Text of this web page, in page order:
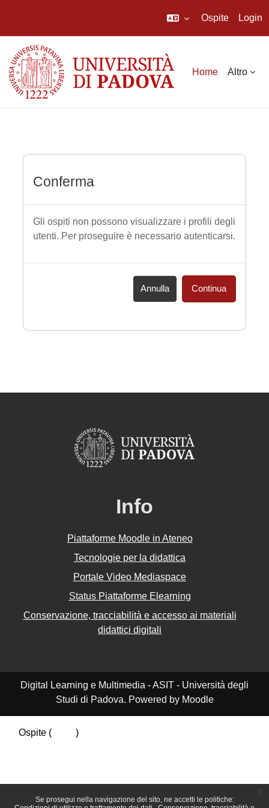
Se prosegui nella navigazione del sito, ne accetti le politiche:
Ospite Login
Home Altro
Conferma
Gli ospiti non possono visualizzare i profili degli
utenti. Per proseguire è necessario autenticarsi.
Annulla Continua
Info
Piattaforme Moodle in Ateneo
Tecnologie per la didattica
Portale Video Mediaspace
Status Piattaforme Elearning
Conservazione, tracciabilità e accesso ai materiali
didattici digitali
Digital Learning e Multimedia - ASIT - Università degli
Studi di Padova. Powered by Moodle
Ospite (
)